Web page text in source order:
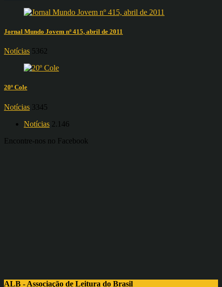
Jornal Mundo Jovem nº 415, abril de 2011
Notícias 5362
20º Cole
Notícias 3345
Notícias 2.146
Encontre-nos no Facebook
ALB - Associação de Leitura do Brasil